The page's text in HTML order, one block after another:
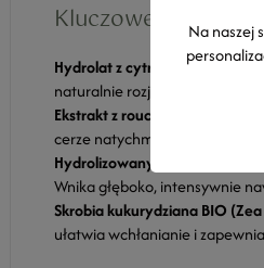
Kluczowe składniki
Hydrolat z cytryny BIO (Citrus
naturalnie rozjaśnia koloryt
Ekstrakt z roucou (Bixa
cerze natychmiastowy zdrowy
Hydrolizowany kwas
Wnika głęboko, intensywnie
Skrobia kukurydziana BIO
ułatwia wchłanianie i
Na naszej